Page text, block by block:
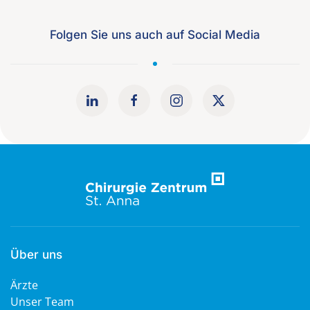
Folgen Sie uns auch auf Social Media
Über uns
Ärzte
Unser Team